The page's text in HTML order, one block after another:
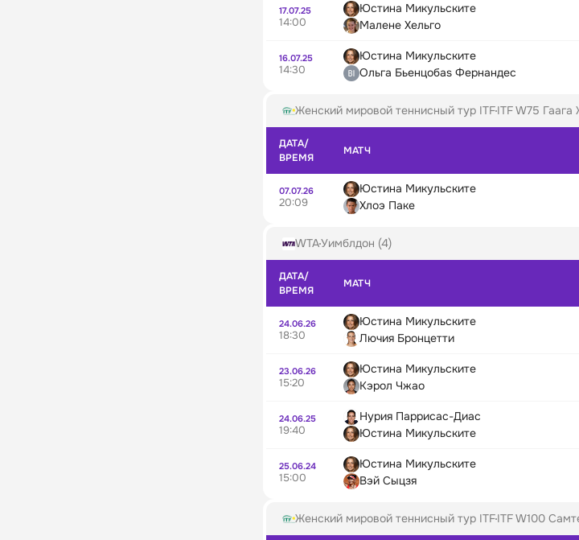
17.07.25
14:00
Юстина Микульските
Малене Хельго
16.07.25
14:30
Юстина Микульските
Ольга Бьенцобas Фернандес
Женский мировой теннисный тур ITFITF W75
ДАТА/
ВРЕМЯ
МАТЧ
07.07.26
20:09
Юстина Микульските
Хлоэ Паке
WTAУимблдон (4)
ДАТА/
ВРЕМЯ
МАТЧ
24.06.26
18:30
Юстина Микульските
Лючия Бронцетти
23.06.26
15:20
Юстина Микульските
Кэрол Чжао
24.06.25
19:40
Нурия Паррисас-Диас
Юстина Микульските
25.06.24
15:00
Юстина Микульските
Вэй Сыцзя
Женский мировой теннисный тур ITFITF W100